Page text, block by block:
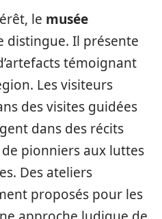
le musée
distingue. Il présente
témoignant
Les visiteurs
des visites guidées
dans des récits
pionniers aux luttes
Des ateliers
proposés pour les